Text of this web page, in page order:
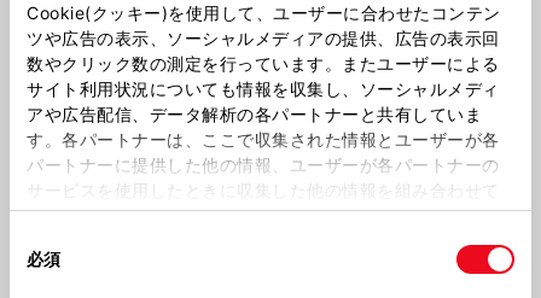
Cookie(クッキー)を使用して、ユーザーに合わせたコンテン
ツや広告の表示、ソーシャルメディアの提供、広告の表示回
数やクリック数の測定を行っています。またユーザーによる
サイト利用状況についても情報を収集し、ソーシャルメディ
アや広告配信、データ解析の各パートナーと共有していま
す。各パートナーは、ここで収集された情報とユーザーが各
パートナーに提供した他の情報、ユーザーが各パートナーの
サービスを使用したときに収集した他の情報を組み合わせて
使用することがあります。当ウェブサイトの使用を続行する
必須
PICK UP